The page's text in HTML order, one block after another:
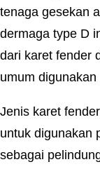
tenaga gesekan
dermaga type D
dari karet fender
umum
Jenis karet
untuk digunakan
sebagai